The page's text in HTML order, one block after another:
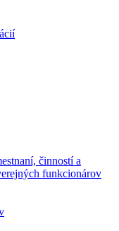
činností a
funkcionárov